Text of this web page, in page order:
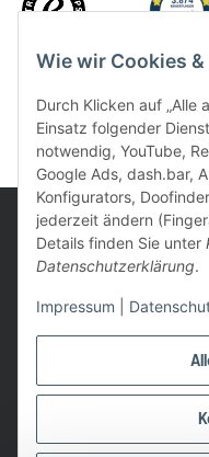
Wie wir Cookies
Durch Klicken auf „Alle
Einsatz folgender
notwendig, YouTube,
Google Ads, dash.bar,
Konfigurators,
jederzeit ändern
Details finden Sie unter
Datenschutzerklärung.
Impressum
UVP: Ist die
* Gratis Versand
getroffen, um